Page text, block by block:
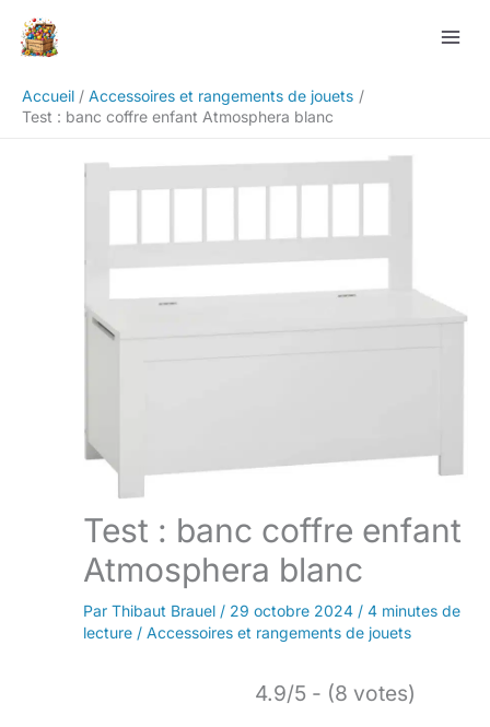
Accueil
Accessoires et rangements de jouets
Test : banc coffre enfant Atmosphera blanc
Test : banc coffre enfant
Atmosphera blanc
Par Thibaut Brauel / 29 octobre 2024 / 4 minutes de
lecture / Accessoires et rangements de jouets
4.9/5 - (8 votes)
Rechercher